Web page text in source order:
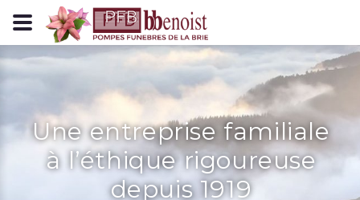
Panneau de gestion des cookies
Une entreprise familiale
à l’éthique rigoureuse
depuis 1919